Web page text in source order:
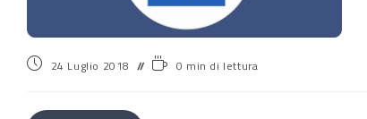
24 Luglio 2018 0 min di lettura